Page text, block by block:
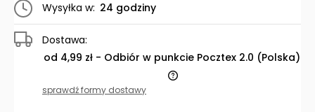
Wysyłka w: 24 godziny
Dostawa:
od 4,99 zł - Odbiór w punkcie Pocztex 2.0 (Polska)
Cena nie zawiera ewentualnych kosztów płatności
sprawdź formy dostawy